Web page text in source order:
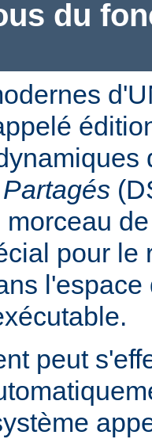
du
pour le
peut